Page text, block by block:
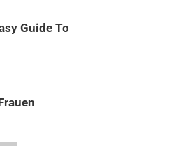
Guide To